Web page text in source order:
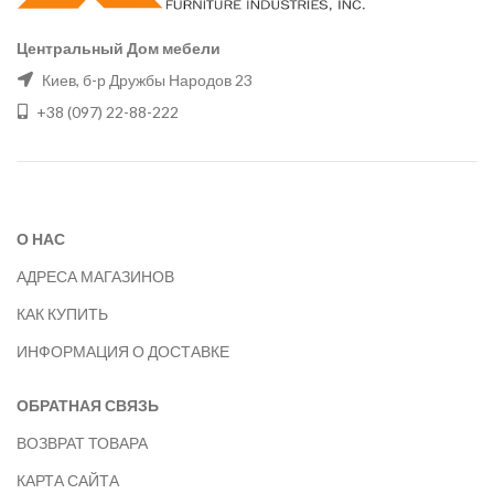
Центральный Дом мебели
Киев, б-р Дружбы Народов 23
+38 (097) 22-88-222
О НАС
АДРЕСА МАГАЗИНОВ
КАК КУПИТЬ
ИНФОРМАЦИЯ О ДОСТАВКЕ
ОБРАТНАЯ СВЯЗЬ
ВОЗВРАТ ТОВАРА
КАРТА САЙТА